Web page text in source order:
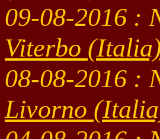
09-08-2016 :
Viterbo
08-08-2016 :
Livorno